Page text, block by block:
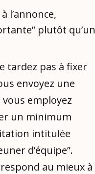
l’annonce,
plutôt qu’un
tardez pas à fixer
envoyez une
employez
un minimum
intitulée
d’équipe”.
au mieux à